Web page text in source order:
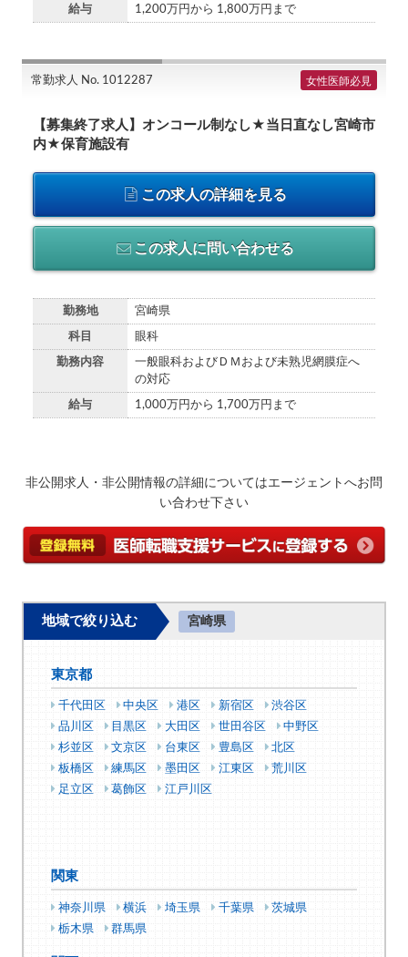
給与 1,200万円から 1,800万円まで
常勤求人 No. 1012287 女性医師必見
【募集終了求人】オンコール制なし★当日直なし宮崎市
内★保育施設有
この求人の詳細を見る
この求人に問い合わせる
勤務地 宮崎県
科目 眼科
勤務内容
一般眼科およびＤＭおよび未熟児網膜症へ
の対応
給与 1,000万円から 1,700万円まで
非公開求人・非公開情報の詳細についてはエージェントへお問
い合わせ下さい
地域で絞り込む 宮崎県
東京都
千代田区 中央区 港区 新宿区
渋谷区
品川区
目黒区 大田区 世田谷区
中野区
杉並区
文京区 台東区 豊島区
北区
板橋区
練馬区 墨田区 江東区
荒川区
足立区
葛飾区 江戸川区
関東
神奈川県 横浜 埼玉県 千葉県
茨城県
栃木県
群馬県